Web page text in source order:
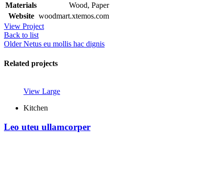
Materials
Wood, Paper
Website woodmart.xtemos.com
View Project
Back to list
Older Netus eu mollis hac dignis
Related projects
View Large
Kitchen
Leo uteu ullamcorper